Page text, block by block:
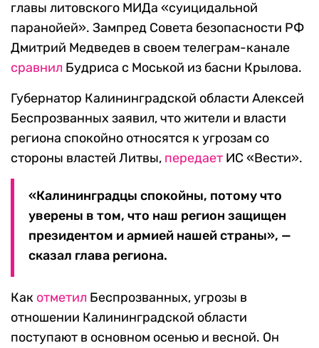
главы литовского МИДа «суицидальной
паранойей». Зампред Совета безопасности РФ
Дмитрий Медведев в своем телеграм-канале
сравнил Будриса с Моськой из басни Крылова.
Губернатор Калининградской области Алексей
Беспрозванных заявил, что жители и власти
региона спокойно относятся к угрозам со
стороны властей Литвы, передает ИС «Вести».
«Калининградцы спокойны, потому что
уверены в том, что наш регион защищен
президентом и армией нашей страны», —
сказал глава региона.
Как отметил Беспрозванных, угрозы в
отношении Калининградской области
поступают в основном осенью и весной. Он